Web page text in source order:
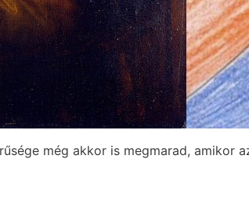
még akkor is megmarad, amikor